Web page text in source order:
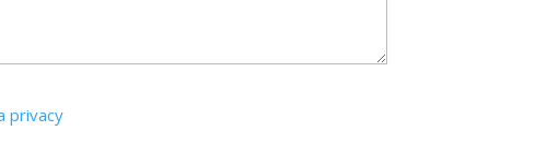
privacy